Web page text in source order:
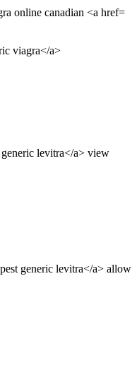
online canadian <a href=
viagra</a>
levitra</a> view
generic levitra</a> allow